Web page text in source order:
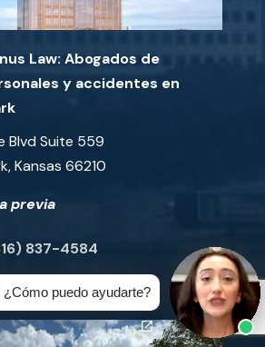
Law: Abogados de
y accidentes en
Blvd Suite 559
Kansas 66210
previa
837-4584
¿Cómo puedo ayudarte?